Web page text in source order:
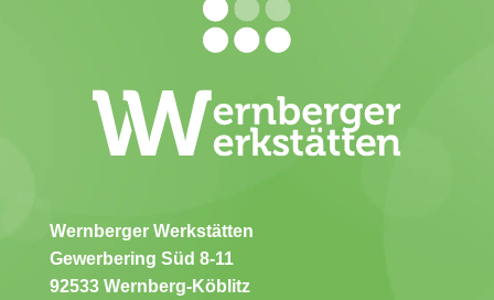
Wernberger Werkstätten
Gewerbering Süd 8-11
92533 Wernberg-Köblitz